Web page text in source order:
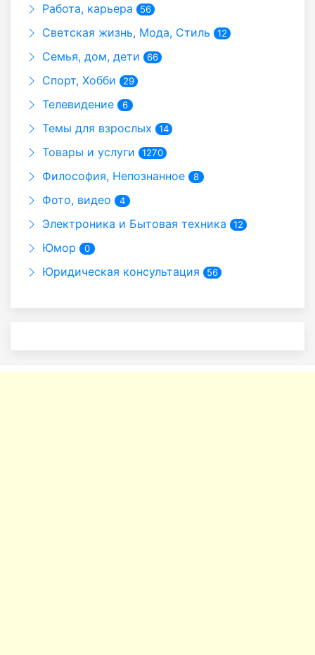
Работа, карьера 56
Светская жизнь, Мода, Стиль 12
Семья, дом, дети 66
Спорт, Хобби 29
Телевидение 6
Темы для взрослых 14
Товары и услуги 1270
Философия, Непознанное 8
Фото, видео 4
Электроника и Бытовая техника 12
Юмор 0
Юридическая консультация 56